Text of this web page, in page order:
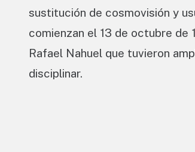
sustitución de cosmovisión y
comienzan el 13 de octubre de
Rafael Nahuel que tuvieron
disciplinar.